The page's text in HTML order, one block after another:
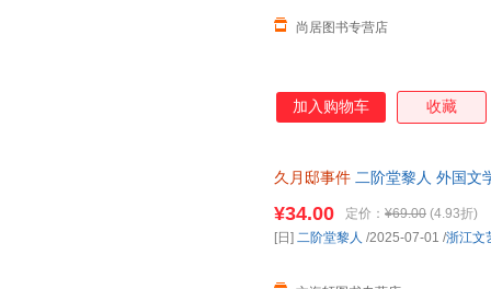
尚居图书专营店
加入购物车 收藏
久月邸事件 二阶堂黎人 外国文
¥34.00 定价： ¥69.00 (4.93折)
[日] 二阶堂黎人 /2025-07-01 /浙江文